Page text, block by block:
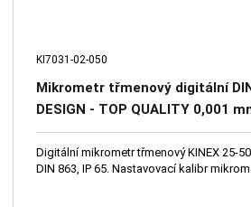
KI7031-02-050
Mikrometr třmenový digitální
DESIGN - TOP QUALITY 0,001
KINEX
Digitální mikrometr třmenový KINEX 25-
DIN 863, IP 65. Nastavovací kalibr